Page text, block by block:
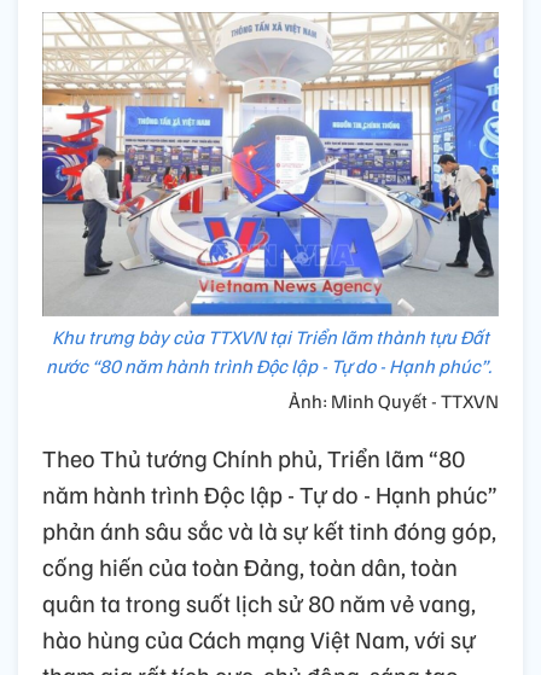
Khu trưng bày của TTXVN tại Triển lãm thành tựu Đất
nước “80 năm hành trình Độc lập - Tự do - Hạnh phúc”.
Ảnh: Minh Quyết - TTXVN
Theo Thủ tướng Chính phủ, Triển lãm “80
năm hành trình Độc lập - Tự do - Hạnh phúc”
phản ánh sâu sắc và là sự kết tinh đóng góp,
cống hiến của toàn Đảng, toàn dân, toàn
quân ta trong suốt lịch sử 80 năm vẻ vang,
hào hùng của Cách mạng Việt Nam, với sự